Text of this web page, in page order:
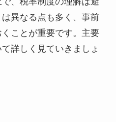
異なる点も多く、事前
ことが重要です。主要
詳しく見ていきましょ